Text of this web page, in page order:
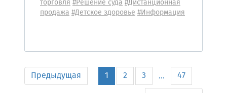
торговля#Решение суда#Дистанционная
продажа#Детское здоровье#Информация
Предыдущая 1 2 3 ...
47